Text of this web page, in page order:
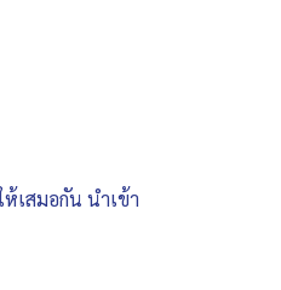
เสมอกัน นำเข้า